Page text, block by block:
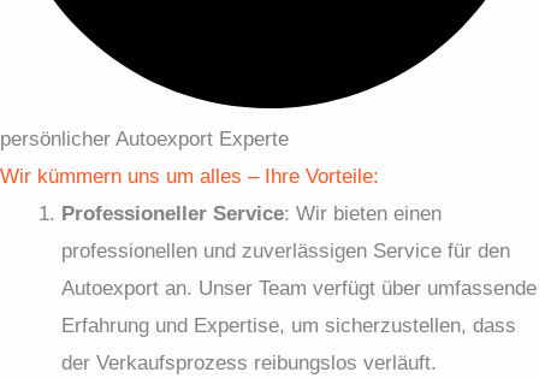
persönlicher Autoexport Experte
Wir kümmern uns um alles – Ihre Vorteile:
Professioneller Service: Wir bieten einen
professionellen und zuverlässigen Service für den
Autoexport an. Unser Team verfügt über umfassende
Erfahrung und Expertise, um sicherzustellen, dass
der Verkaufsprozess reibungslos verläuft.